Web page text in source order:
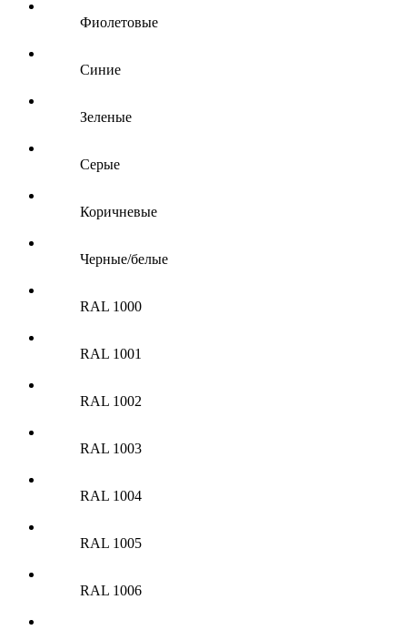
Фиолетовые
Синие
Зеленые
Серые
Коричневые
Черные/белые
RAL 1000
RAL 1001
RAL 1002
RAL 1003
RAL 1004
RAL 1005
RAL 1006